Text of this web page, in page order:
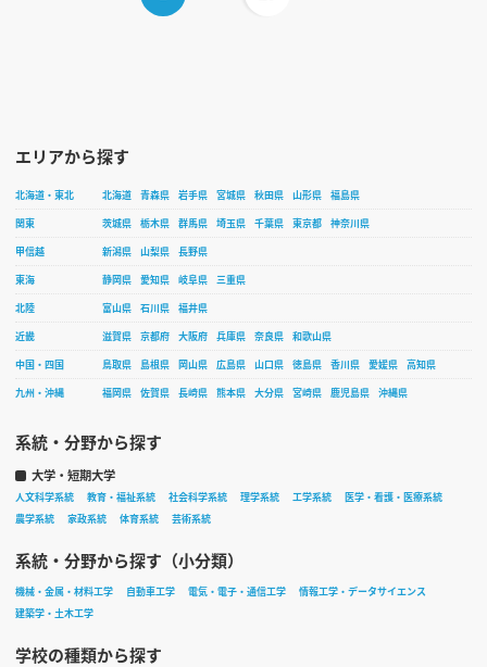
エリアから探す
北海道・東北 北海道 青森県 岩手県 宮城県 秋田県 山形県
福島県
関東
茨城県 栃木県 群馬県 埼玉県 千葉県 東京都
神奈川県
甲信越
新潟県 山梨県
長野県
東海
静岡県 愛知県 岐阜県
三重県
北陸
富山県 石川県
福井県
近畿
滋賀県 京都府 大阪府 兵庫県 奈良県
和歌山県
中国・四国
鳥取県 島根県 岡山県 広島県 山口県 徳島県 香川県 愛媛県
高知県
九州・沖縄
福岡県 佐賀県 長崎県 熊本県 大分県 宮崎県 鹿児島県 沖縄県
系統・分野から探す
大学・短期大学
人文科学系統 教育・福祉系統 社会科学系統 理学系統 工学系統
医学・看護・医療系統
農学系統
家政系統 体育系統 芸術系統
系統・分野から探す（小分類）
機械・金属・材料工学 自動車工学 電気・電子・通信工学
情報工学・データサイエンス
建築学・土木工学
学校の種類から探す